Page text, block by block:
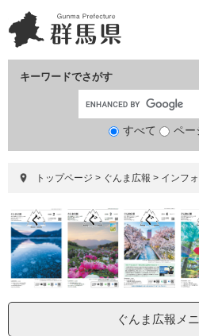
ー
ジ
ニ
ュ
て
キーワードでさがす
検
象
すべて ペー
トップページ > ぐんま広報 > インフ
ぐんま広報メ